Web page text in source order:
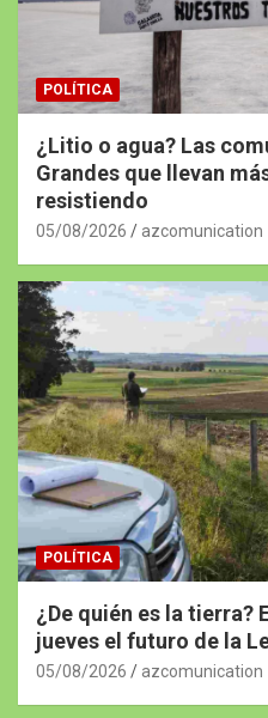
POLÍTICA
¿Litio o agua? Las
Grandes que llevan
resistiendo
05/08/2026 azcomunication
POLÍTICA
¿De quién es la tierra?
jueves el futuro de la
05/08/2026 azcomunication